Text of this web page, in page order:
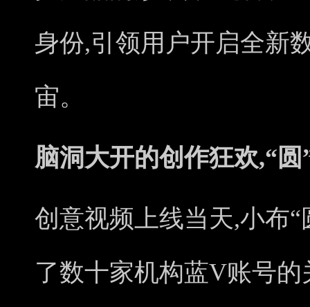
身份,引领用户开启全新
宙。
脑洞大开的创作狂欢,“
创意视频上线当天,小布
了数十家机构蓝V账号